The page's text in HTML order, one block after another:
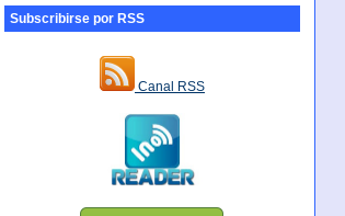
Subscribirse por RSS
Canal RSS